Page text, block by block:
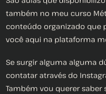
também no meu curso
conteúdo organizado que
você aqui na plataforma
Se surgir alguma alguma
contatar através do
Também vou querer saber